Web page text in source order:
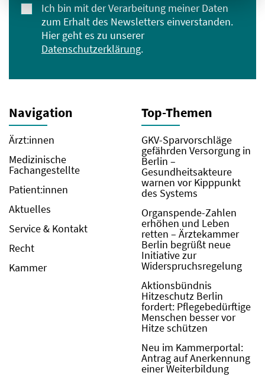
Ich bin mit der Verarbeitung meiner Daten
zum Erhalt des Newsletters einverstanden.
Hier geht es zu unserer
Datenschutzerklärung.
Navigation
Ärzt:innen
Medizinische
Fachangestellte
Patient:innen
Aktuelles
Service & Kontakt
Recht
Kammer
Top-Themen
GKV-Sparvorschläge
gefährden Versorgung in
Berlin –
Gesundheitsakteure
warnen vor Kipppunkt
des Systems
Organspende-Zahlen
erhöhen und Leben
retten – Ärztekammer
Berlin begrüßt neue
Initiative zur
Widerspruchsregelung
Aktionsbündnis
Hitzeschutz Berlin
fordert: Pflegebedürftige
Menschen besser vor
Hitze schützen
Neu im Kammerportal:
Antrag auf Anerkennung
einer Weiterbildung